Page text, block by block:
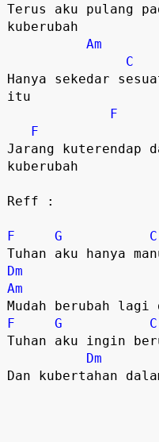
Terus aku pulang
kuberubah
Am
C
Hanya sekedar
itu
F
F
Jarang kuterendap
kuberubah
Reff :
F G C
Tuhan aku hanya
Dm
Am
Mudah berubah lagi
F
G C
Tuhan aku ingin
Dm
Dan kubertahan